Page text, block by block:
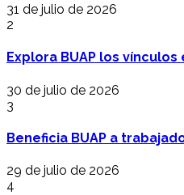
31 de julio de 2026
2
Explora BUAP los
30 de julio de 2026
3
Beneficia BUAP a
29 de julio de 2026
4